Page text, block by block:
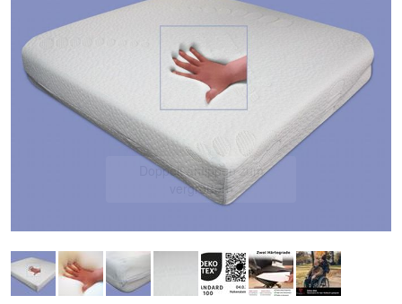
Doppelt antippen zum
vergrößern